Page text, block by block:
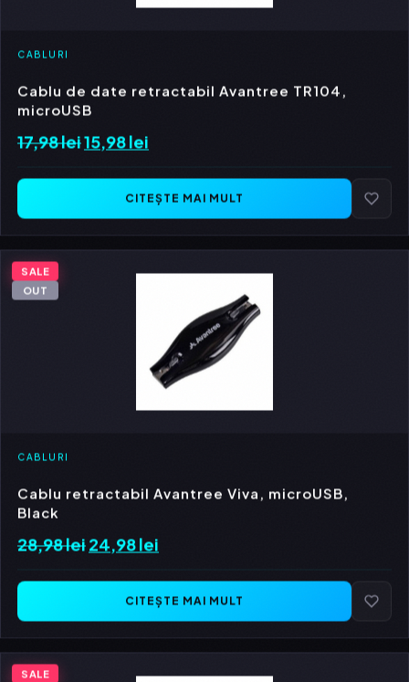
CABLURI
Cablu de date retractabil Avantree TR104,
microUSB
17,98leiPrețul
fost:
17,98 lei.
15,98 lei
este:
15,98 lei.
CITEȘTE MAI MULT
SALE
OUT
CABLURI
Cablu retractabil Avantree Viva, microUSB,
Black
28,98leiPrețul
fost:
28,98 lei.
24,98 lei
este:
24,98 lei.
CITEȘTE MAI MULT
SALE